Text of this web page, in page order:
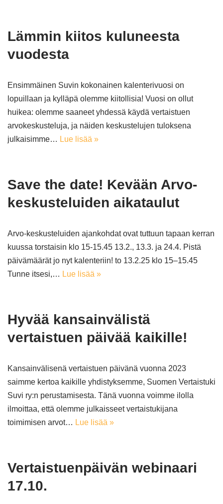
Lämmin kiitos kuluneesta
vuodesta
Ensimmäinen Suvin kokonainen kalenterivuosi on
lopuillaan ja kylläpä olemme kiitollisia! Vuosi on ollut
huikea: olemme saaneet yhdessä käydä vertaistuen
arvokeskusteluja, ja näiden keskustelujen tuloksena
julkaisimme… Lue lisää »
Save the date! Kevään Arvo-
keskusteluiden aikataulut
Arvo-keskusteluiden ajankohdat ovat tuttuun tapaan kerran
kuussa torstaisin klo 15-15.45 13.2., 13.3. ja 24.4. Pistä
päivämäärät jo nyt kalenteriin! to 13.2.25 klo 15–15.45
Tunne itsesi,… Lue lisää »
Hyvää kansainvälistä
vertaistuen päivää kaikille!
Kansainvälisenä vertaistuen päivänä vuonna 2023
saimme kertoa kaikille yhdistyksemme, Suomen Vertaistuki
Suvi ry:n perustamisesta. Tänä vuonna voimme ilolla
ilmoittaa, että olemme julkaisseet vertaistukijana
toimimisen arvot… Lue lisää »
Vertaistuenpäivän webinaari
17.10.